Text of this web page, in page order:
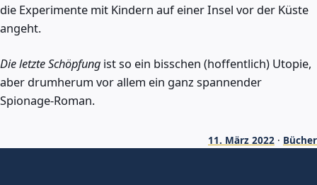
die Experimente mit Kindern auf einer Insel vor der Küste
angeht.
Die letzte Schöpfung ist so ein bisschen (hoffentlich) Utopie,
aber drumherum vor allem ein ganz spannender
Spionage-Roman.
11. März 2022 · Bücher